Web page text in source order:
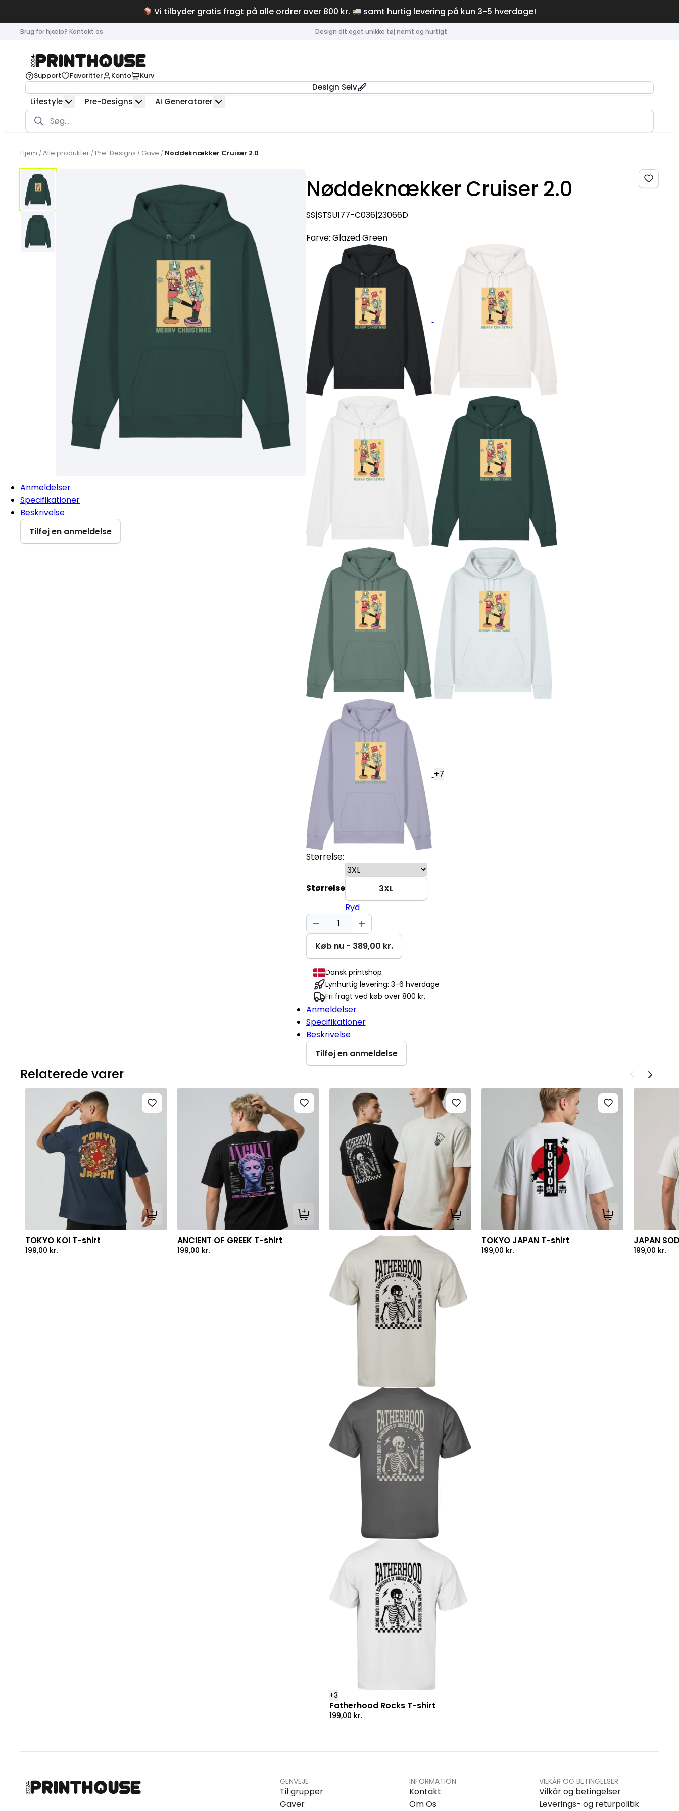
Vi tilbyder gratis fragt på alle ordrer over 800 kr. samt hurtig levering på kun 3-5 hverdage!
Brug for hjælp? Kontakt os Design dit eget unikke tøj nemt og hurtigt
Support Favoritter Konto Kurv
Design Selv
Lifestyle
Pre-Designs AI Generatorer
Products
search
Hjem / Alle produkter / Pre-Designs / Gave / Nøddeknækker Cruiser 2.0
Anmeldelser
Specifikationer
Beskrivelse
Tilføj en anmeldelse
Nøddeknækker Cruiser 2.0
SS|STSU177-C036|23066D
Farve: Glazed Green
+7
Størrelse:
Størrelse
3XL
Ryd
Nøddeknækker
Cruiser
2.0
antal
Køb nu - 389,00 kr.
Dansk printshop
Lynhurtig levering: 3-6 hverdage
Fri fragt ved køb over 800 kr.
Anmeldelser
Specifikationer
Beskrivelse
Tilføj en anmeldelse
Relaterede varer
Tilføj til kurv
TOKYO KOI T-shirt
199,00 kr.
Tilføj til kurv
ANCIENT OF GREEK T-shirt
199,00 kr.
Tilføj til kurv
+3
Fatherhood Rocks T-shirt
199,00 kr.
Tilføj til kurv
TOKYO JAPAN T-shirt
199,00 kr.
JAPAN
199,00 kr.
GENVEJE
Til grupper
Gaver
INFORMATION
Kontakt
Om Os
VILKÅR OG BETINGELSER
Vilkår og betingelser
Leverings- og returpolitik